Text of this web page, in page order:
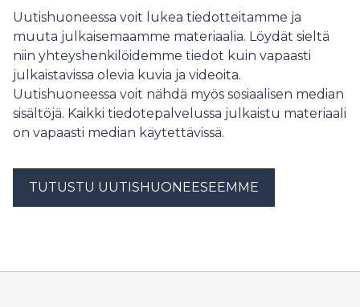
käyty yli 240 000 keskustelua ja Gaming-yhteisössä on
ollut kymmeniä tuhansia jäseniä.
Uutishuoneessa voit lukea tiedotteitamme ja
muuta julkaisemaamme materiaalia. Löydät sieltä
niin yhteyshenkilöidemme tiedot kuin vapaasti
julkaistavissa olevia kuvia ja videoita.
Uutishuoneessa voit nähdä myös sosiaalisen median
sisältöjä. Kaikki tiedotepalvelussa julkaistu materiaali
on vapaasti median käytettävissä.
TUTUSTU UUTISHUONEESEEMME